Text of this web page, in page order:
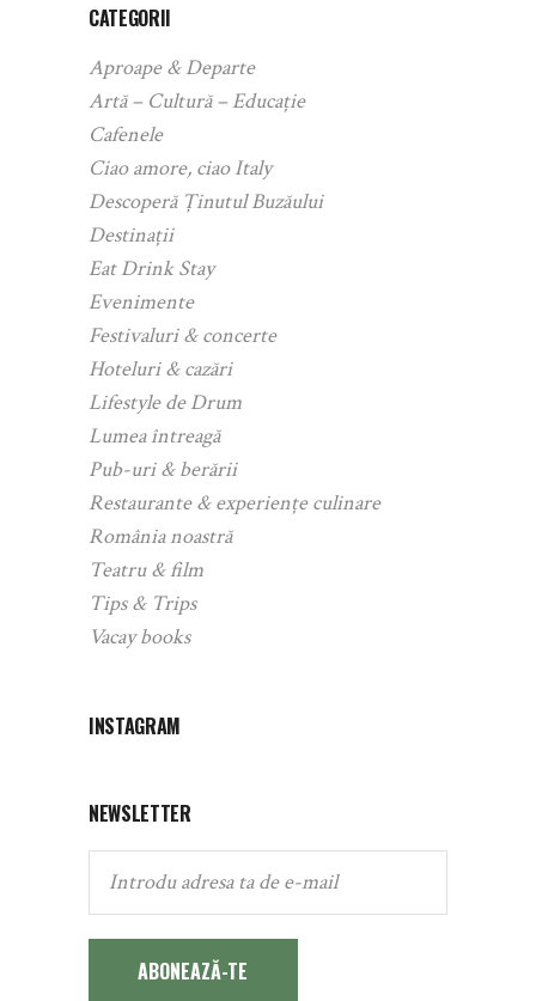
CATEGORII
Aproape & Departe
Artă – Cultură – Educație
Cafenele
Ciao amore, ciao Italy
Descoperă Ținutul Buzăului
Destinații
Eat Drink Stay
Evenimente
Festivaluri & concerte
Hoteluri & cazări
Lifestyle de Drum
Lumea întreagă
Pub-uri & berării
Restaurante & experiențe culinare
România noastră
Teatru & film
Tips & Trips
Vacay books
INSTAGRAM
NEWSLETTER
ABONEAZĂ-TE